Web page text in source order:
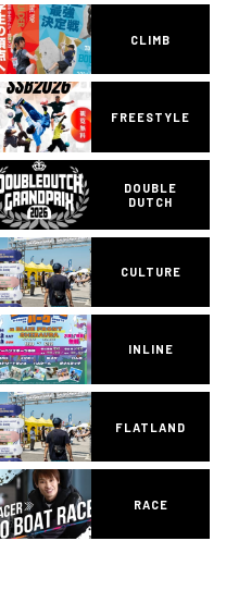
CLIMB
FREESTYLE
DOUBLE
DUTCH
CULTURE
INLINE
FLATLAND
RACE